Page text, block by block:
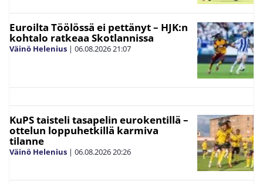
Euroilta Töölössä ei pettänyt – HJK:n
kohtalo ratkeaa Skotlannissa
Väinö Helenius | 06.08.202621:07
KuPS taisteli tasapelin eurokentillä –
ottelun loppuhetkillä karmiva
tilanne
Väinö Helenius | 06.08.202620:26